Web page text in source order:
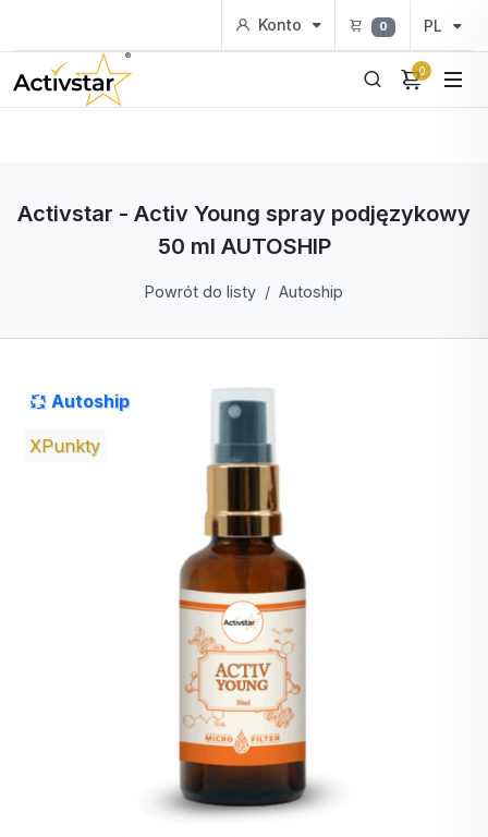
Konto 0 PL
0
Activstar - Activ Young spray podjęzykowy
50 ml AUTOSHIP
Powrót do listy Autoship
Autoship
XPunkty